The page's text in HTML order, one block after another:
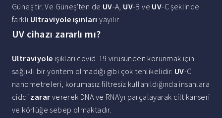
Güneş'tir. Ve Güneş'ten de UV-A, UV-B ve UV-C şeklinde
farklı Ultraviyole ışınları yayılır.
UV cihazı zararlı mı?
Ultraviyole ışıkları covid-19 virüsünden korunmak için
sağlıklı bir yöntem olmadığı gibi çok tehlikelidir. UV-C
nanometreleri, korumasız filtresiz kullanıldığında insanlara
ciddi zarar vererek DNA ve RNA'yı parçalayarak cilt kanseri
ve körlüğe sebep olmaktadır.